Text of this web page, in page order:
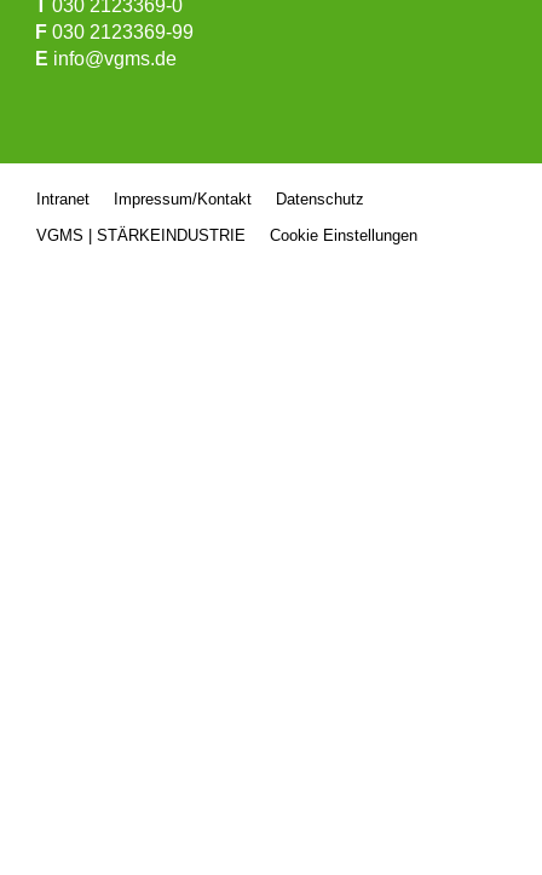
030 2123369-0
F 030 2123369-99
E info@vgms.de
Intranet Impressum/Kontakt
Datenschutz
VGMS | STÄRKEINDUSTRIE
Cookie Einstellungen